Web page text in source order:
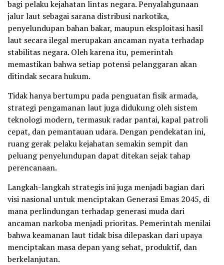
bagi pelaku kejahatan lintas negara. Penyalahgunaan
jalur laut sebagai sarana distribusi narkotika,
penyelundupan bahan bakar, maupun eksploitasi hasil
laut secara ilegal merupakan ancaman nyata terhadap
stabilitas negara. Oleh karena itu, pemerintah
memastikan bahwa setiap potensi pelanggaran akan
ditindak secara hukum.
Tidak hanya bertumpu pada penguatan fisik armada,
strategi pengamanan laut juga didukung oleh sistem
teknologi modern, termasuk radar pantai, kapal patroli
cepat, dan pemantauan udara. Dengan pendekatan ini,
ruang gerak pelaku kejahatan semakin sempit dan
peluang penyelundupan dapat ditekan sejak tahap
perencanaan.
Langkah-langkah strategis ini juga menjadi bagian dari
visi nasional untuk menciptakan Generasi Emas 2045, di
mana perlindungan terhadap generasi muda dari
ancaman narkoba menjadi prioritas. Pemerintah menilai
bahwa keamanan laut tidak bisa dilepaskan dari upaya
menciptakan masa depan yang sehat, produktif, dan
berkelanjutan.